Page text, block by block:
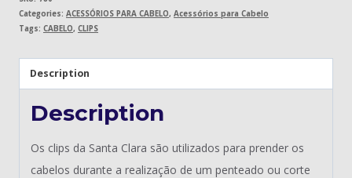
Categories: ACESSÓRIOS PARA CABELO, Acessórios para Cabelo
Tags: CABELO, CLIPS
Description
Description
Os clips da Santa Clara são utilizados para prender os
cabelos durante a realização de um penteado ou corte